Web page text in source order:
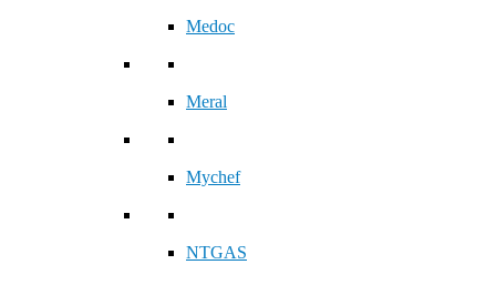
Medoc
Meral
Mychef
NTGAS